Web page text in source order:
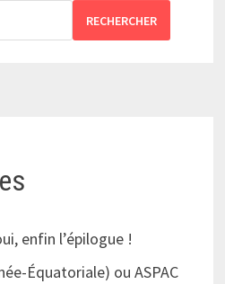
RECHERCHER
enfin l’épilogue !
Équatoriale) ou ASPAC